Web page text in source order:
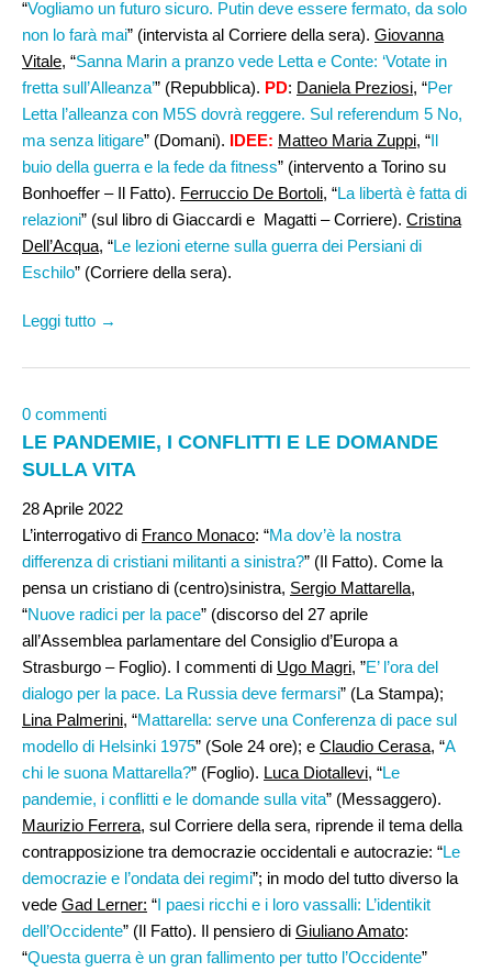
“Vogliamo un futuro sicuro. Putin deve essere fermato, da solo
non lo farà mai” (intervista al Corriere della sera). Giovanna
Vitale, “Sanna Marin a pranzo vede Letta e Conte: ‘Votate in
fretta sull’Alleanza’” (Repubblica). PD: Daniela Preziosi, “Per
Letta l’alleanza con M5S dovrà reggere. Sul referendum 5 No,
ma senza litigare” (Domani). IDEE: Matteo Maria Zuppi, “Il
buio della guerra e la fede da fitness” (intervento a Torino su
Bonhoeffer – Il Fatto). Ferruccio De Bortoli, “La libertà è fatta di
relazioni” (sul libro di Giaccardi e Magatti – Corriere). Cristina
Dell’Acqua, “Le lezioni eterne sulla guerra dei Persiani di
Eschilo” (Corriere della sera).
Leggi tutto →
0 commenti
LE PANDEMIE, I CONFLITTI E LE DOMANDE
SULLA VITA
28 Aprile 2022
L’interrogativo di Franco Monaco: “Ma dov’è la nostra
differenza di cristiani militanti a sinistra?” (Il Fatto). Come la
pensa un cristiano di (centro)sinistra, Sergio Mattarella,
“Nuove radici per la pace” (discorso del 27 aprile
all’Assemblea parlamentare del Consiglio d’Europa a
Strasburgo – Foglio). I commenti di Ugo Magri, ”E’ l’ora del
dialogo per la pace. La Russia deve fermarsi” (La Stampa);
Lina Palmerini, “Mattarella: serve una Conferenza di pace sul
modello di Helsinki 1975” (Sole 24 ore); e Claudio Cerasa, “A
chi le suona Mattarella?” (Foglio). Luca Diotallevi, “Le
pandemie, i conflitti e le domande sulla vita” (Messaggero).
Maurizio Ferrera, sul Corriere della sera, riprende il tema della
contrapposizione tra democrazie occidentali e autocrazie: “Le
democrazie e l’ondata dei regimi”; in modo del tutto diverso la
vede Gad Lerner: “I paesi ricchi e i loro vassalli: L’identikit
dell’Occidente” (Il Fatto). Il pensiero di Giuliano Amato:
“Questa guerra è un gran fallimento per tutto l’Occidente”